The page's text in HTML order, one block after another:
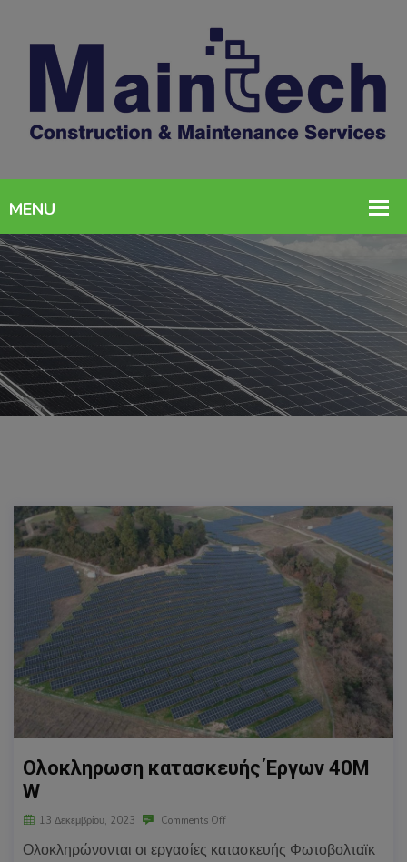
Ολοκληρωση κατασκευής Έργων 40Μ
W
13 Δεκεμβρίου, 2023 Comments Off
Ολοκληρώνονται οι εργασίες κατασκευής Φωτοβολταϊκ